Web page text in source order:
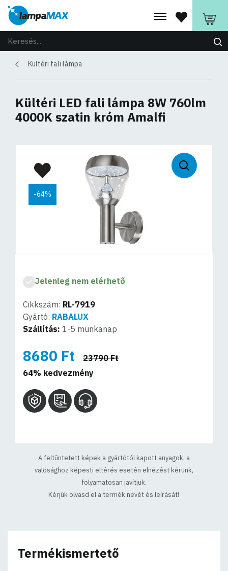
Kültéri fali lámpa
Kültéri LED fali lámpa 8W 760lm
4000K szatin króm Amalfi
-64%
Jelenleg nem elérhető
Cikkszám: RL-7919
Gyártó: RABALUX
Szállítás: 1-5 munkanap
8680 Ft
23790 Ft
64% kedvezmény
A feltűntetett képek a gyártótól kapott anyagok, a
valósághoz képesti eltérés esetén elnézést kérünk,
folyamatosan javítjuk.
Kérjük olvasd el a termék nevét és leírását!
Termékismertető